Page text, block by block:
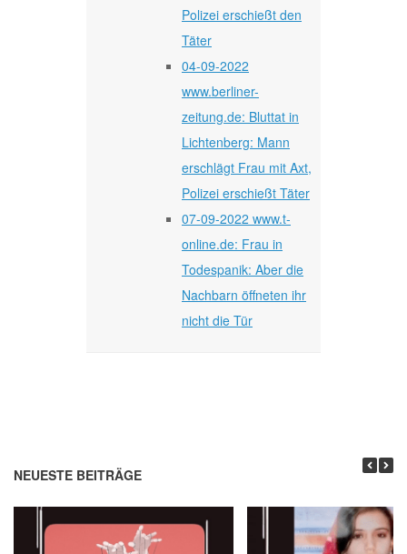
Polizei erschießt den
Täter
04-09-2022
www.berliner-
zeitung.de: Bluttat in
Lichtenberg: Mann
erschlägt Frau mit Axt,
Polizei erschießt Täter
07-09-2022 www.t-
online.de: Frau in
Todespanik: Aber die
Nachbarn öffneten ihr
nicht die Tür
NEUESTE BEITRÄGE